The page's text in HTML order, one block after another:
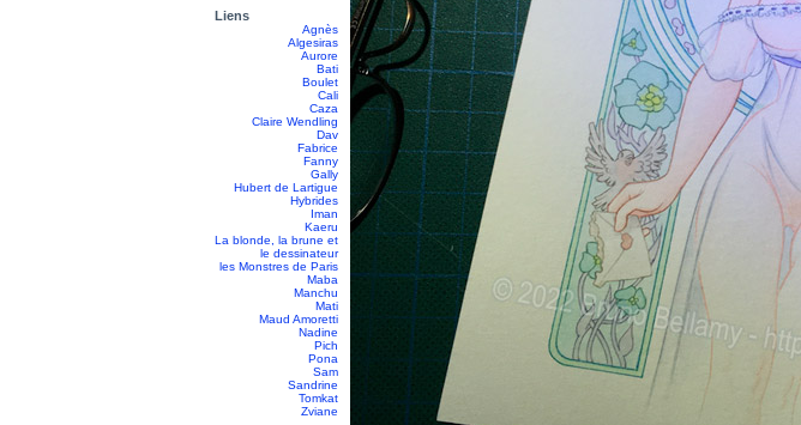
Liens
Agnès
Algesiras
Aurore
Bati
Boulet
Cali
Caza
Claire Wendling
Dav
Fabrice
Fanny
Gally
Hubert de Lartigue
Hybrides
Iman
Kaeru
La blonde, la brune et
le dessinateur
les Monstres de Paris
Maba
Manchu
Mati
Maud Amoretti
Nadine
Pich
Pona
Sam
Sandrine
Tomkat
Zviane